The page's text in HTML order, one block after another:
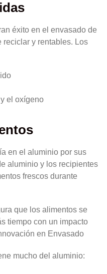
éxito en el envasado de
reciclar y rentables. Los
el oxígeno
en el aluminio por sus
aluminio y los recipientes
frescos durante
que los alimentos se
tiempo con un impacto
en Envasado
mucho del aluminio: